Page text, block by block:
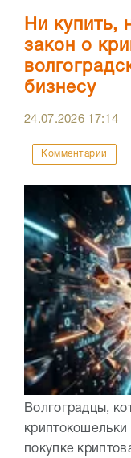
Ни купить,
закон о
бизнесу
24.07.2026 17:14
Комментарии
Волгоградцы,
криптокошельки
покупке